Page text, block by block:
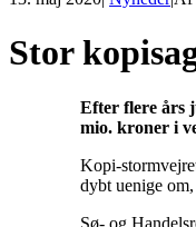
Stor
Efter flere års
mio. kroner i
Kopi-
dybt uenige
Sø- og